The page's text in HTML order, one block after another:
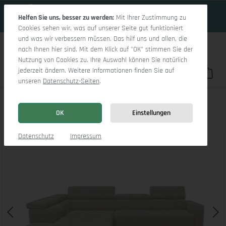
Du hast 0
Marco Aho gr Medium L (mit Funktionen)
Bildergalerie überspringen
Helfen Sie uns, besser zu werden: Mit Ihrer Zustimmung zu
Cookies sehen wir, was auf unserer Seite gut funktioniert
und was wir verbessern müssen. Das hilf uns und allen, die
nach Ihnen hier sind. Mit dem Klick auf "OK" stimmen Sie der
Nutzung von Cookies zu. Ihre Auswahl können Sie natürlich
jederzeit ändern. Weitere Informationen finden Sie auf
unseren Datenschutz-Seiten.
OK Einstellungen
Datenschutz Impressum